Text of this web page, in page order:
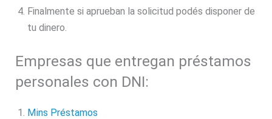
Finalmente si aprueban la solicitud podés disponer de
tu dinero.
Empresas que entregan préstamos
personales con DNI:
Mins Préstamos